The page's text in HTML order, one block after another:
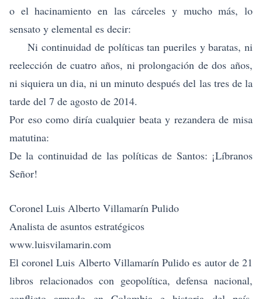
o el hacinamiento en las cárceles y mucho más, lo
sensato y elemental es decir:
Ni continuidad de políticas tan pueriles y baratas, ni
reelección de cuatro años, ni prolongación de dos años,
ni siquiera un dia, ni un minuto después del las tres de la
tarde del 7 de agosto de 2014.
Por eso como diría cualquier beata y rezandera de misa
matutina:
De la continuidad de las políticas de Santos: ¡Líbranos
Señor!
Coronel Luis Alberto Villamarín Pulido
Analista de asuntos estratégicos
www.luisvilamarin.com
El coronel Luis Alberto Villamarín Pulido es autor de 21
libros relacionados con geopolítica, defensa nacional,